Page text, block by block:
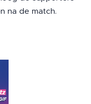
na de match.